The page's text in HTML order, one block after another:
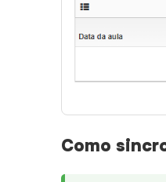
Como